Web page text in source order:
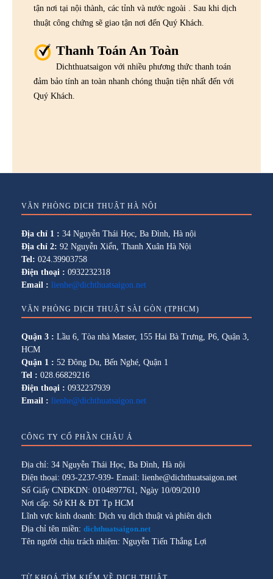
tận nơi tại nội thành, các tỉnh và nước ngoài . Sau khi dịch
thuật công chứng sẽ giao tận nơi đến Quý Khách.
Thanh Toán An Toàn
Dichthuatsaigon với nhiều phương thức thanh toán
đảm bảo tính an toàn nhanh chóng thuận tiện nhất đến với
Quý Khách.
VĂN PHÒNG DỊCH THUẬT HÀ NỘI
Địa chỉ 1 : 34 Nguyễn Thái Học, Ba Đình, Hà nội
Địa chỉ 2: 92 Nguyễn Xiển, Thanh Xuân Hà Nội
Tel: 024.39903758
Điện thoại : 0932232318
Email : lienhe@dichthuatsaigon.net
VĂN PHÒNG DỊCH THUẬT SÀI GÒN (TPHCM)
Quận 3 : Lầu 6, Tòa nhà Master, 155 Hai Bà Trưng, P6, Quận 3,
HCM
Quận 1 : 52 Đông Du, Bến Nghé, Quận 1
Tel : 028.66829216
Điện thoại : 0932237939
Email : lienhe@dichthuatsaigon.net
CÔNG TY CỔ PHẦN CHÂU Á
Địa chỉ: 34 Nguyễn Thái Học, Ba Đình, Hà nội
Điện thoại: 093-2237-939- Email: lienhe@dichthuatsaigon.net
Số Giấy CNĐKDN: 0104897761, Ngày 10/09/2010
Nơi cấp: Sở KH & ĐT Tp HCM
Lĩnh vực kinh doanh: Dịch vụ dịch thuật và phiên dịch
Địa chỉ tên miền: dichthuatsaigon.net
Tên người chịu trách nhiệm: Nguyễn Tiến Thắng Lợi